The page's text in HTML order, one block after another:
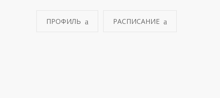
ПРОФИЛЬ РАСПИСАНИЕ